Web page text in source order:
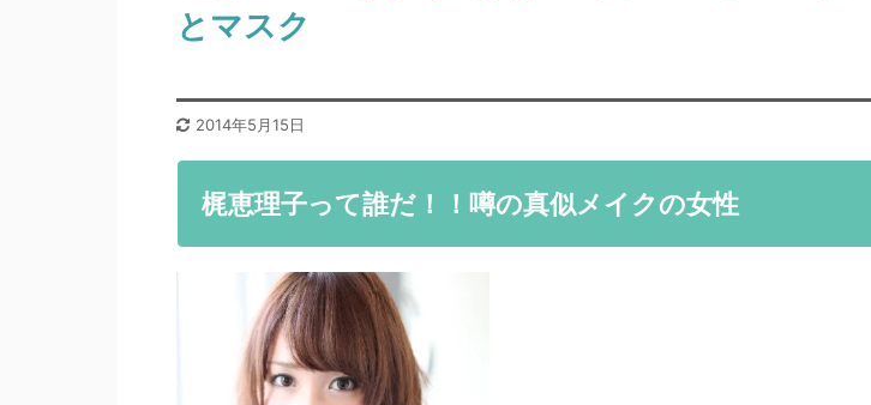
とマスク
2014年5月15日
梶恵理子って誰だ！！噂の真似メイクの女性